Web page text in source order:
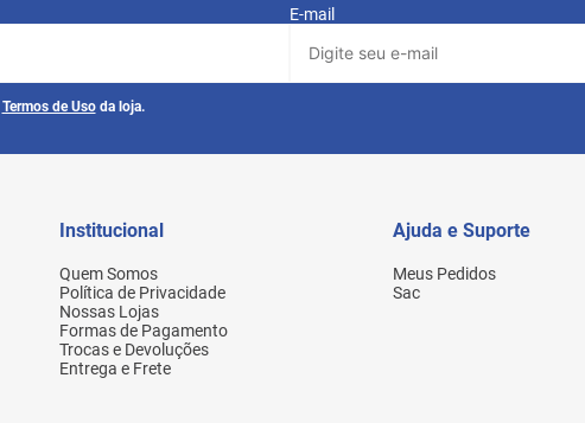
E-mail
Termos de Uso da loja.
Institucional
Quem Somos
Política de Privacidade
Nossas Lojas
Formas de Pagamento
Trocas e Devoluções
Entrega e Frete
Ajuda e Suporte
Meus Pedidos
Sac